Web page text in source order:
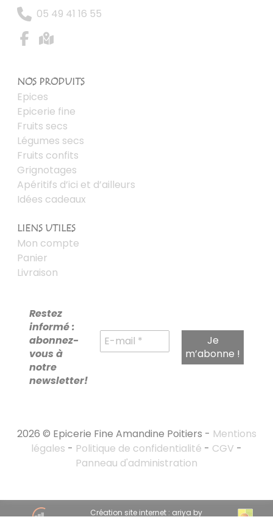
RECHERCHE
POUR :
05 49 41 16 55
NOS PRODUITS
Epices
Epicerie fine
Fruits secs
Légumes secs
Fruits confits
Grignotages
Apéritifs d’ici et d’ailleurs
Idées cadeaux
LIENS UTILES
Mon compte
Panier
Livraison
Restez
informé :
abonnez-
vous à
notre
newsletter!
2026 © Epicerie Fine Amandine Poitiers - Mentions
légales - Politique de confidentialité - CGV -
Panneau d'administration
Création site internet : ariya by